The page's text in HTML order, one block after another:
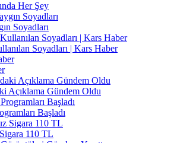
Her Şey
Soyadları
Soyadları | Kars Haber
Açıklama Gündem Oldu
Başladı
110 TL